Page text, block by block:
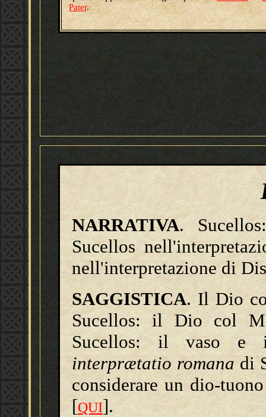
Pater.
NARRATIVA.
Sucellos
nell'interpretazione di
SAGGISTICA. Il Dio
Sucellos: il Dio col
Sucellos: il vaso e
interprætatio romanadi
considerare un dio-
[QUI].